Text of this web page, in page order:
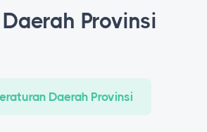
Provinsi
Daerah Provinsi